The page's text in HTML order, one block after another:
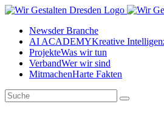
Newsder Branche
AI ACADEMYKreative
ProjekteWas wir tun
VerbandWer wir sind
MitmachenHarte Fakten